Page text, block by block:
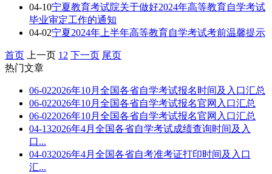
04-10宁夏教育考试院关于做好2024年高等教育自学考试
毕业审定工作的通知
04-02宁夏2024年上半年高等教育自学考试考前温馨提示
首页 上一页 1 2 下一页 尾页
热门文章
06-022026年10月全国各省自学考试报名时间及入口汇总
06-022026年10月全国各省自学考试报名官网入口汇总
06-022026年10月全国各省自学考试报名官网入口汇总
04-132026年4月全国各省自学考试成绩查询时间及入
口...
04-032026年4月全国各省自考准考证打印时间及入口
汇...